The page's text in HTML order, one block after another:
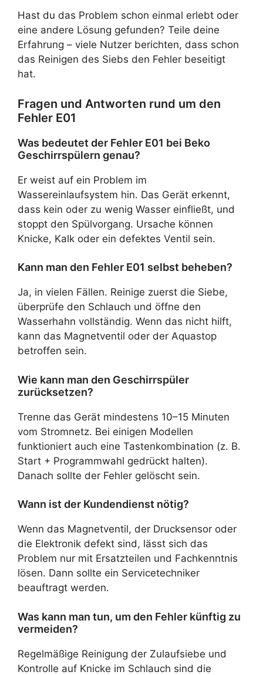
Hast du das Problem schon einmal erlebt oder
eine andere Lösung gefunden? Teile deine
Erfahrung – viele Nutzer berichten, dass schon
das Reinigen des Siebs den Fehler beseitigt
hat.
Fragen und Antworten rund um den
Fehler E01
Was bedeutet der Fehler E01 bei Beko
Geschirrspülern genau?
Er weist auf ein Problem im
Wassereinlaufsystem hin. Das Gerät erkennt,
dass kein oder zu wenig Wasser einfließt, und
stoppt den Spülvorgang. Ursache können
Knicke, Kalk oder ein defektes Ventil sein.
Kann man den Fehler E01 selbst beheben?
Ja, in vielen Fällen. Reinige zuerst die Siebe,
überprüfe den Schlauch und öffne den
Wasserhahn vollständig. Wenn das nicht hilft,
kann das Magnetventil oder der Aquastop
betroffen sein.
Wie kann man den Geschirrspüler
zurücksetzen?
Trenne das Gerät mindestens 10–15 Minuten
vom Stromnetz. Bei einigen Modellen
funktioniert auch eine Tastenkombination (z. B.
Start + Programmwahl gedrückt halten).
Danach sollte der Fehler gelöscht sein.
Wann ist der Kundendienst nötig?
Wenn das Magnetventil, der Drucksensor oder
die Elektronik defekt sind, lässt sich das
Problem nur mit Ersatzteilen und Fachkenntnis
lösen. Dann sollte ein Servicetechniker
beauftragt werden.
Was kann man tun, um den Fehler künftig zu
vermeiden?
Regelmäßige Reinigung der Zulaufsiebe und
Kontrolle auf Knicke im Schlauch sind die